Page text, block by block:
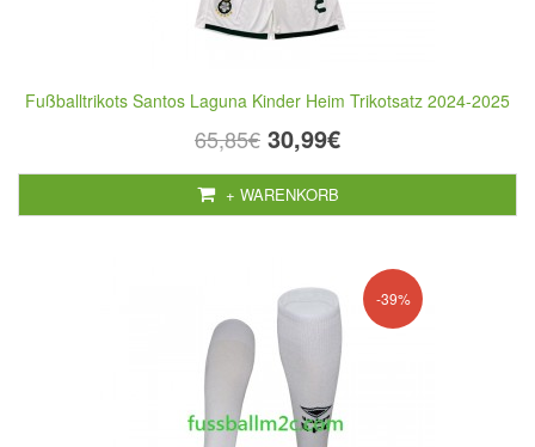
Fußballtrikots Santos Laguna Kinder Heim Trikotsatz 2024-2025
65,85€ 30,99€
+ WARENKORB
-39%